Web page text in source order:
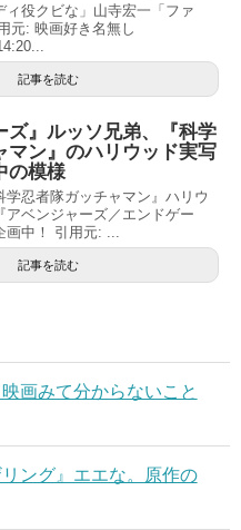
ィ役クビな」山寺宏一「ファ
元: 映画好き名無し
記事を読む
ズ』ルッソ兄弟、『科学
マン』のハリウッド実写
の模様
学忍者隊ガッチャマン』ハリウ
アベンジャーズ／エンドゲー
中！ 引用元: ...
記事を読む
画みて分からないこと
ング』エエな。原作の